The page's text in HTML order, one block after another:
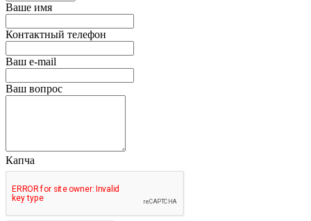
Ваше имя
Контактный телефон
Ваш e-mail
Ваш вопрос
Капча